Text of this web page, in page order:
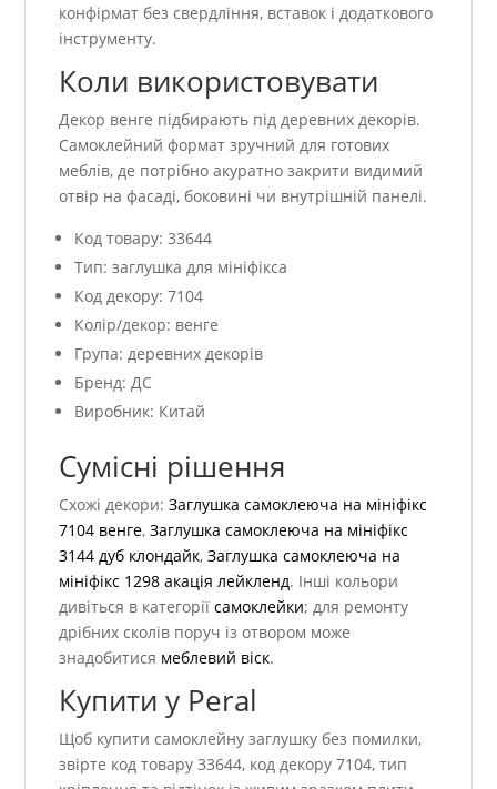
конфірмат без свердління, вставок і додаткового
інструменту.
Коли використовувати
Декор венге підбирають під деревних декорів.
Самоклейний формат зручний для готових
меблів, де потрібно акуратно закрити видимий
отвір на фасаді, боковині чи внутрішній панелі.
Код товару: 33644
Тип: заглушка для мініфікса
Код декору: 7104
Колір/декор: венге
Група: деревних декорів
Бренд: ДС
Виробник: Китай
Сумісні рішення
Схожі декори:Заглушка самоклеюча на мініфікс
7104 венге,Заглушка самоклеюча на мініфікс
3144 дуб клондайк,Заглушка самоклеюча на
мініфікс 1298 акація лейкленд. Інші кольори
дивіться в категоріїсамоклейки; для ремонту
дрібних сколів поруч із отвором може
знадобитися меблевий віск.
Купити у Peral
Щоб купити самоклейну заглушку без помилки,
звірте код товару 33644, код декору 7104, тип